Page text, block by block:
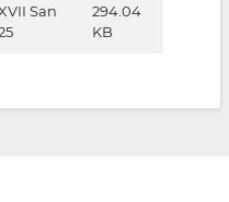
San
294.04
KB